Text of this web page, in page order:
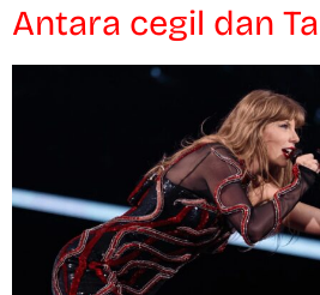
Antara cegil dan